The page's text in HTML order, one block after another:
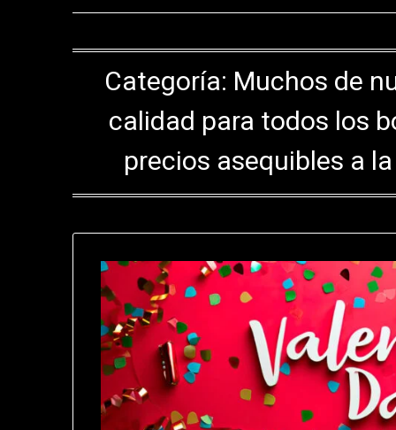
Categoría: Muchos de
calidad para todos los
precios asequibles a